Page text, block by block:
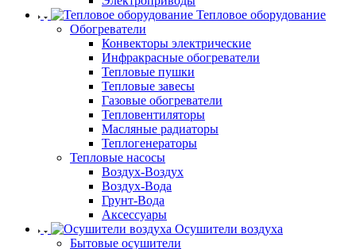
Тепловое оборудование
Обогреватели
Конвекторы электрические
Инфракрасные обогреватели
Тепловые пушки
Тепловые завесы
Газовые обогреватели
Тепловентиляторы
Масляные радиаторы
Теплогенераторы
Тепловые насосы
Воздух-Воздух
Воздух-Вода
Грунт-Вода
Аксессуары
Осушители воздуха
Бытовые осушители